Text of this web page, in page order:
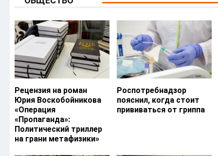
Рецензия на роман
Юрия Воскобойникова
«Операция
«Пропаганда»:
Политический триллер
на грани метафизики»
Роспотребнадзор
пояснил, когда стоит
прививаться от гриппа